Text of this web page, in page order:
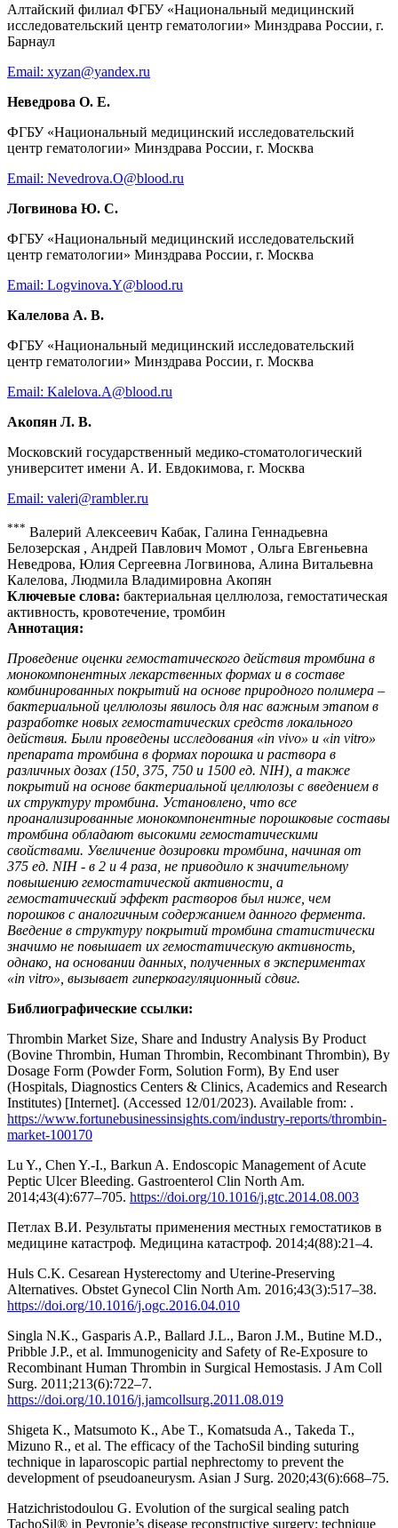
Алтайский филиал ФГБУ «Национальный медицинский
исследовательский центр гематологии» Минздрава России, г.
Барнаул
Email: xyzan@yandex.ru
Неведрова О. Е.
ФГБУ «Национальный медицинский исследовательский
центр гематологии» Минздрава России, г. Москва
Email: Nevedrova.O@blood.ru
Логвинова Ю. С.
ФГБУ «Национальный медицинский исследовательский
центр гематологии» Минздрава России, г. Москва
Email: Logvinova.Y@blood.ru
Калелова А. В.
ФГБУ «Национальный медицинский исследовательский
центр гематологии» Минздрава России, г. Москва
Email: Kalelova.A@blood.ru
Акопян Л. В.
Московский государственный медико-стоматологический
университет имени А. И. Евдокимова, г. Москва
Email: valeri@rambler.ru
*** Валерий Алексеевич Кабак, Галина Геннадьевна
Белозерская , Андрей Павлович Момот , Ольга Евгеньевна
Неведрова, Юлия Сергеевна Логвинова, Алина Витальевна
Калелова, Людмила Владимировна Акопян
Ключевые слова: бактериальная целлюлоза, гемостатическая
активность, кровотечение, тромбин
Аннотация:
Проведение оценки гемостатического действия тромбина в
монокомпонентных лекарственных формах и в составе
комбинированных покрытий на основе природного полимера –
бактериальной целлюлозы явилось для нас важным этапом в
разработке новых гемостатических средств локального
действия. Были проведены исследования «in vivo» и «in vitro»
препарата тромбина в формах порошка и раствора в
различных дозах (150, 375, 750 и 1500 ед. NIH), а также
покрытий на основе бактериальной целлюлозы с введением в
их структуру тромбина. Установлено, что все
проанализированные монокомпонентные порошковые составы
тромбина обладают высокими гемостатическими
свойствами. Увеличение дозировки тромбина, начиная от
375 ед. NIH- в 2 и 4 раза, не приводило к значительному
повышению гемостатической активности, а
гемостатический эффект растворов был ниже, чем
порошков с аналогичным содержанием данного фермента.
Введение в структуру покрытий тромбина статистически
значимо не повышает их гемостатическую активность,
однако, на основании данных, полученных в экспериментах
«in vitro», вызывает гиперкоагуляционный сдвиг.
Библиографические ссылки:
Thrombin Market Size, Share and Industry Analysis By Product
(Bovine Thrombin, Human Thrombin, Recombinant Thrombin), By
Dosage Form (Powder Form, Solution Form), By End user
(Hospitals, Diagnostics Centers & Clinics, Academics and Research
Institutes) [Internet]. (Accessed 12/01/2023). Available from: .
https://www.fortunebusinessinsights.com/industry-reports/thrombin-
market-100170
Lu Y., Chen Y.-I., Barkun A. Endoscopic Management of Acute
Peptic Ulcer Bleeding. Gastroenterol Clin North Am.
2014;43(4):677–705. https://doi.org/10.1016/j.gtc.2014.08.003
Петлах В.И. Результаты применения местных гемостатиков в
медицине катастроф. Медицина катастроф. 2014;4(88):21–4.
Huls C.K. Cesarean Hysterectomy and Uterine-Preserving
Alternatives. Obstet Gynecol Clin North Am. 2016;43(3):517–38.
https://doi.org/10.1016/j.ogc.2016.04.010
Singla N.K., Gasparis A.P., Ballard J.L., Baron J.M., Butine M.D.,
Pribble J.P., et al. Immunogenicity and Safety of Re-Exposure to
Recombinant Human Thrombin in Surgical Hemostasis. J Am Coll
Surg. 2011;213(6):722–7.
https://doi.org/10.1016/j.jamcollsurg.2011.08.019
Shigeta K., Matsumoto K., Abe T., Komatsuda A., Takeda T.,
Mizuno R., et al. The efficacy of the TachoSil binding suturing
technique in laparoscopic partial nephrectomy to prevent the
development of pseudoaneurysm. Asian J Surg. 2020;43(6):668–75.
Hatzichristodoulou G. Evolution of the surgical sealing patch
TachoSil® in Peyronie’s disease reconstructive surgery: technique